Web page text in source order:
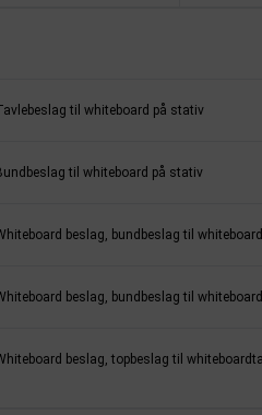
til whiteboard på stativ
til whiteboard på stativ
beslag, bundbeslag til
beslag, bundbeslag til
beslag, topbeslag til